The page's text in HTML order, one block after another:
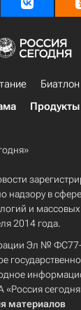
Биатлон
надзору в
и
2014 года.
Эл №
материалов